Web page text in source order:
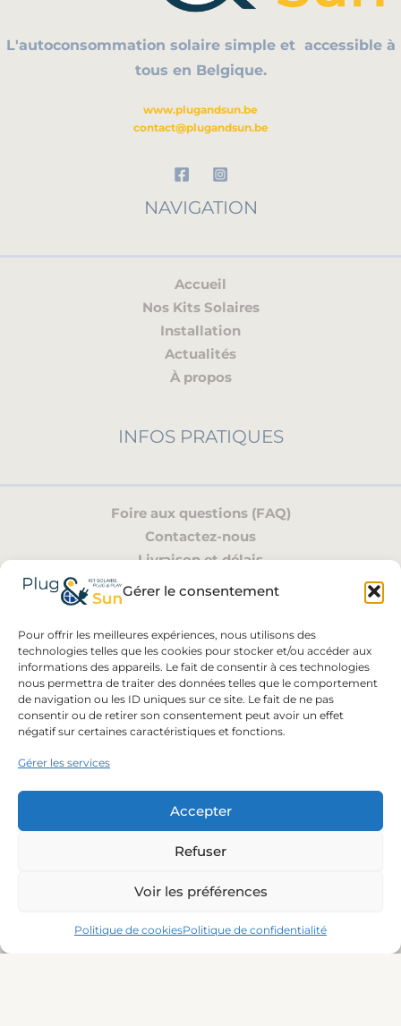
Gérer le consentement
Pour offrir les meilleures expériences, nous utilisons des
technologies telles que les cookies pour stocker et/ou accéder aux
informations des appareils. Le fait de consentir à ces technologies
nous permettra de traiter des données telles que le comportement
de navigation ou les ID uniques sur ce site. Le fait de ne pas
consentir ou de retirer son consentement peut avoir un effet
négatif sur certaines caractéristiques et fonctions.
Gérer les services
Accepter
Refuser
Voir les préférences
Politique de cookiesPolitique de confidentialité
L'autoconsommation solaire simple et accessible à
tous en Belgique.
www.plugandsun.be
contact@plugandsun.be
NAVIGATION
Accueil
Nos Kits Solaires
Installation
Actualités
À propos
INFOS PRATIQUES
Foire aux questions (FAQ)
Contactez-nous
Livraison et délais
Mon compte
NOTRE EXPERTISE
- Conformité Synergrid C10/26
- Spécialiste Plug-and-Play
pour votre projet